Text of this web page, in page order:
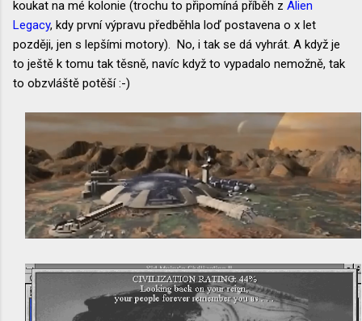
koukat na mé kolonie (trochu to připomíná příběh z Alien
Legacy, kdy první výpravu předběhla loď postavena o x let
později, jen s lepšími motory). No, i tak se dá vyhrát. A když je
to ještě k tomu tak těsně, navíc když to vypadalo nemožně, tak
to obzvláště potěší :-)